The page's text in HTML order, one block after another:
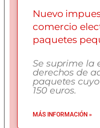
Nuevo
comercio
paquetes
Se suprime la
derechos de
paquetes
150 euros.
MÁS INFORMACIÓN »